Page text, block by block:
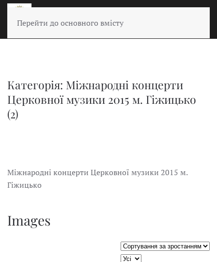
Перейти до основного вмісту
Категорія: Міжнародні концерти
Церковної музики 2015 м. Гіжицько
(2)
Міжнародні концерти Церковної музики 2015 м.
Гіжицько
Images
Сортувати таблицю за:
JSEARCH_FILTER_LIMIT